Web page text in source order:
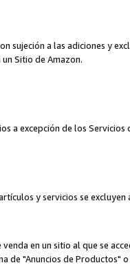
sujeción a las adiciones y
Sitio de Amazon.
a excepción de los
y servicios se
en un sitio al que se
de "Anuncios de Productos"